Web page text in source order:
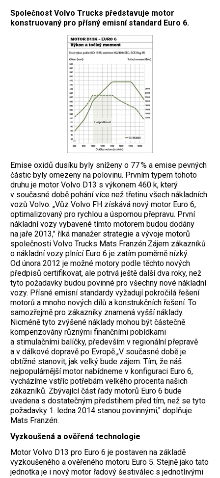
Společnost Volvo Trucks představuje motor
konstruovaný pro přísný emisní standard Euro 6.
Emise oxidů dusíku byly sníženy o 77 % a emise pevných
částic byly omezeny na polovinu. Prvním typem tohoto
druhu je motor Volvo D13 s výkonem 460 k, který
v současné době pohání více než třetinu všech nákladních
vozů Volvo. „Vůz Volvo FH získává nový motor Euro 6,
optimalizovaný pro rychlou a úspornou přepravu. První
nákladní vozy vybavené tímto motorem budou dodány
na jaře 2013," říká manažer strategie a vývoje motorů
společnosti Volvo Trucks Mats Franzén.Zájem zákazníků
o nákladní vozy plnící Euro 6 je zatím poměrně nízký.
Od února 2012 je možné motory podle těchto nových
předpisů certifikovat, ale potrvá ještě další dva roky, než
tyto požadavky budou povinné pro všechny nové nákladní
vozy. Přísné emisní standardy vyžadují pokročilá řešení
motorů a mnoho nových dílů a konstrukčních řešení. To
samozřejmě pro zákazníky znamená vyšší náklady.
Nicméně tyto zvýšené náklady mohou být částečně
kompenzovány různými finančními pobídkami
a stimulačními balíčky, především v regionální přepravě
a v dálkové dopravě po Evropě.„V současné době je
obtížné stanovit, jak velký bude zájem. Tím, že náš
nejpopulárnější motor nabídneme v konfiguraci Euro 6,
vycházíme vstříc potřebám velkého procenta našich
zákazníků. Zbývající část řady motorů Euro 6 bude
uvedena s dostatečným předstihem před tím, než se tyto
požadavky 1. ledna 2014 stanou povinnými," doplňuje
Mats Franzén.
Vyzkoušená a ověřená technologie
Motor Volvo D13 pro Euro 6 je postaven na základě
vyzkoušeného a ověřeného motoru Euro 5. Stejně jako tato
jednotka je i nový motor řadový šestiválec s jednotlivými